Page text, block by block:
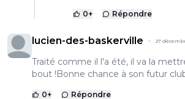
0+ Répondre
lucien-des-baskerville 27
Traité comme il l'a été, il va la
bout !Bonne chance à son futur
0+ Répondre